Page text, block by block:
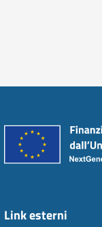
Link esterni